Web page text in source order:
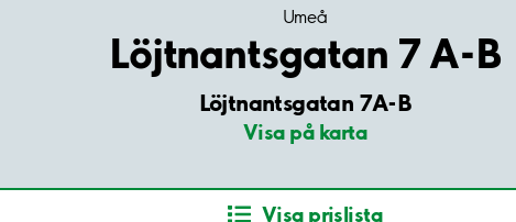
Umeå
Löjtnantsgatan 7 A-B
Löjtnantsgatan 7A-B
Visa på karta
Visa prislista